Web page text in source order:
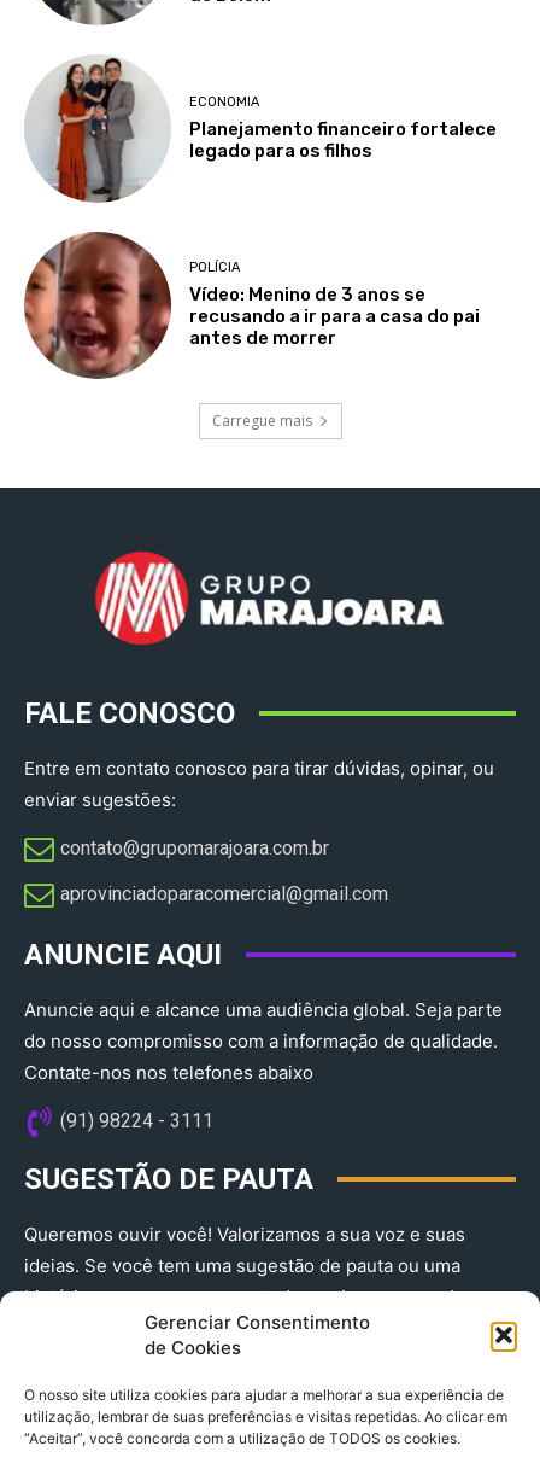
Gerenciar Consentimento
de Cookies
O nosso site utiliza cookies para ajudar a melhorar a sua experiência de
utilização, lembrar de suas preferências e visitas repetidas. Ao clicar em
“Aceitar”, você concorda com a utilização de TODOS os cookies.
ECONOMIA
Planejamento financeiro fortalece
legado para os filhos
POLÍCIA
Vídeo: Menino de 3 anos se
recusando a ir para a casa do pai
antes de morrer
Carregue mais
FALE CONOSCO
Entre em contato conosco para tirar dúvidas, opinar, ou
enviar sugestões:
contato@grupomarajoara.com.br
aprovinciadoparacomercial@gmail.com​
ANUNCIE AQUI
Anuncie aqui e alcance uma audiência global. Seja parte
do nosso compromisso com a informação de qualidade.
Contate-nos nos telefones abaixo
(91) 98224 - 3111
SUGESTÃO DE PAUTA
Queremos ouvir você! Valorizamos a sua voz e suas
ideias. Se você tem uma sugestão de pauta ou uma
história que merece ser contada, envie-nos agora!
(91) 98224 - 3111